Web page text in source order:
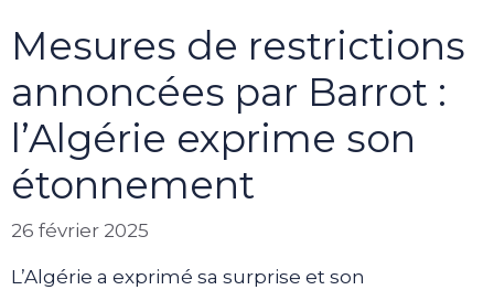
Mesures de restrictions
annoncées par Barrot :
l’Algérie exprime son
étonnement
26 février 2025
L’Algérie a exprimé sa surprise et son